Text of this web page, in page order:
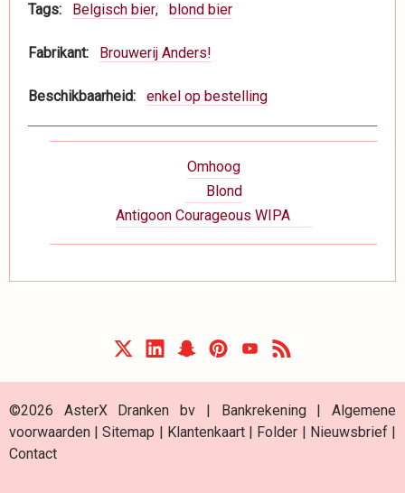
Tags Belgisch bier blond bier
Fabrikant Brouwerij Anders!
Beschikbaarheid enkel op bestelling
Dranken
Blond
Omhoog
Antigoon Courageous WIPA
©2026 AsterX Dranken bv | Bankrekening|Algemene
voorwaarden |Sitemap | Klantenkaart| Folder | Nieuwsbrief|
Contact